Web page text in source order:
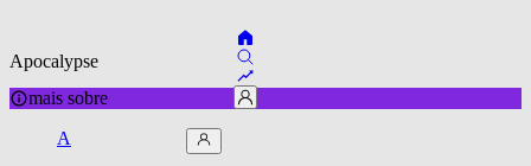
Apocalypse
mais sobre
A